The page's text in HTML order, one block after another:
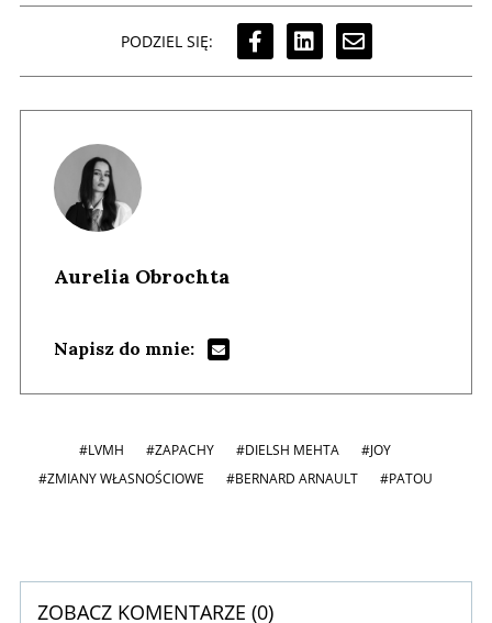
PODZIEL SIĘ:
Aurelia Obrochta
Napisz do mnie:
#LVMH #ZAPACHY #DIELSH MEHTA
#JOY
#ZMIANY WŁASNOŚCIOWE
#BERNARD ARNAULT #PATOU
ZOBACZ KOMENTARZE (0)